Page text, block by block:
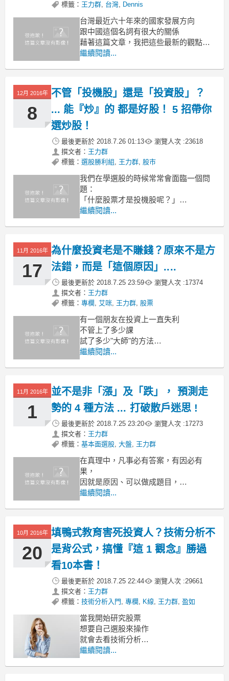
標籤： 王力群, 台灣, Dennis
台灣最近六十年來的國家發展方向
跟中國這個名詞有很大的關係
藉著這篇文章，我把這些最新的觀點跟
大家講一下，
它從元明清的時候，我們叫做唐國、宋
國、明國、清國，
繼續閱讀...
12月 2016年
8
不管「投機股」還是「投資股」？
... 能『炒』的 都是好股！ 5 招帶你
選炒股！
最後更新於 2018.7.26 01:13 瀏覽人次 :23618
撰文者： 王力群
標籤： 選股勝利組 , 王力群, 股市
我們在學選股的時候常常會面臨一個問
題：
「什麼股票才是投機股呢？」
其實，這個問題的難度就相當於：
繼續閱讀...
11月 2016年
17
為什麼投資老是不賺錢？原來不是方
法錯，而是「這個原因」....
最後更新於 2018.7.25 23:59 瀏覽人次 :17374
撰文者： 王力群
標籤： 專欄 , 艾咪, 王力群, 股票
有一個朋友在投資上一直失利
不管上了多少課
試了多少"大師"的方法
還是是賠多賺少
繼續閱讀...
11月 2016年
1
並不是非「漲」及「跌」， 預測走
勢的 4 種方法 ... 打破散戶迷思 !
最後更新於 2018.7.25 23:20 瀏覽人次 :17273
撰文者： 王力群
標籤： 基本面選股, 大盤, 王力群
在真理中，凡事必有答案，有因必有
果，
因就是原因、可以做成題目，
果就是結果，也可以說是答案。
有錯亂），
繼續閱讀...
10月 2016年
20
填鴨式教育害死投資人？技術分析不
是背公式，搞懂『這 1 觀念』勝過
看10本書！
最後更新於 2018.7.25 22:44 瀏覽人次 :29661
撰文者： 王力群
標籤： 技術分析入門 , 專欄 , K線, 王力群, 盈如
當我開始研究股票
想要自己選股來操作
就會去看技術分析
最常使用的就是K線圖
繼續閱讀...